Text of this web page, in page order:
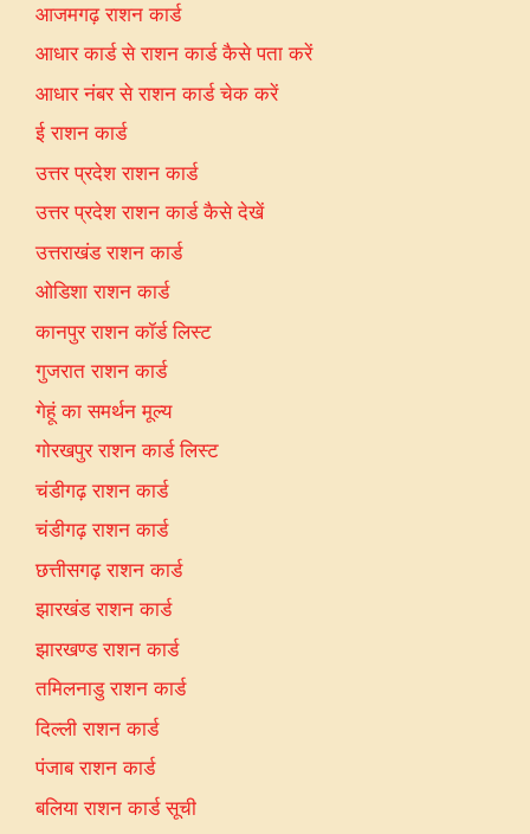
आजमगढ़ राशन कार्ड
आधार कार्ड से राशन कार्ड कैसे पता करें
आधार नंबर से राशन कार्ड चेक करें
ई राशन कार्ड
उत्तर प्रदेश राशन कार्ड
उत्तर प्रदेश राशन कार्ड कैसे देखें
उत्तराखंड राशन कार्ड
ओडिशा राशन कार्ड
कानपुर राशन कॉर्ड लिस्ट
गुजरात राशन कार्ड
गेहूं का समर्थन मूल्य
गोरखपुर राशन कार्ड लिस्ट
चंडीगढ़ राशन कार्ड
चंडीगढ़ राशन कार्ड
छत्तीसगढ़ राशन कार्ड
झारखंड राशन कार्ड
झारखण्ड राशन कार्ड
तमिलनाडु राशन कार्ड
दिल्ली राशन कार्ड
पंजाब राशन कार्ड
बलिया राशन कार्ड सूची